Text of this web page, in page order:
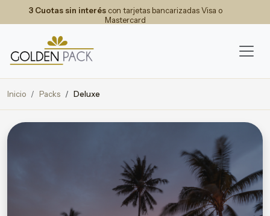
3 Cuotas sin interéscon tarjetas bancarizadas Visa o
Mastercard
Inicio Packs Deluxe